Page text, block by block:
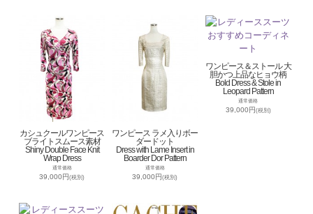
カシュクールワンピース
ブライトスムース素材
Shiny Double Face Knit
Wrap Dress
通常価格
39,000円(税別)
ワンピース ラメ入りボー
ダードット
Dress with Lame Insert in
Boarder Dor Pattern
通常価格
39,000円(税別)
ワンピース＆ストール 大
胆かつ上品なヒョウ柄
Bold Dress & Stole in
Leopard Pattern
通常価格
39,000円(税別)